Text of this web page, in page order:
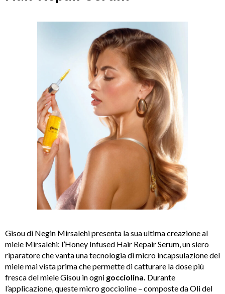
Gisou di Negin Mirsalehi presenta la sua ultima creazione al
miele Mirsalehi: l’Honey Infused Hair Repair Serum, un siero
riparatore che vanta una tecnologia di micro incapsulazione del
miele mai vista prima che permette di catturare la dose più
fresca del miele Gisou in ogni gocciolina. Durante
l’applicazione, queste micro goccioline – composte da Oli del